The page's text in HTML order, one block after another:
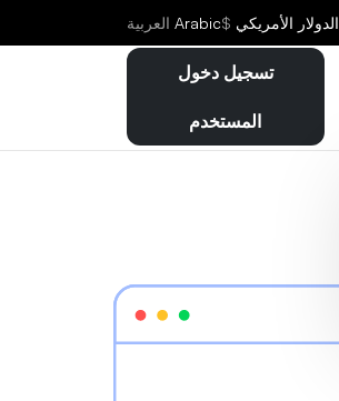
الدولار الأمريكي $
Arabic العربية
تسجيل دخول
المستخدم